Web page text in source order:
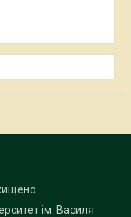
ім. Василя